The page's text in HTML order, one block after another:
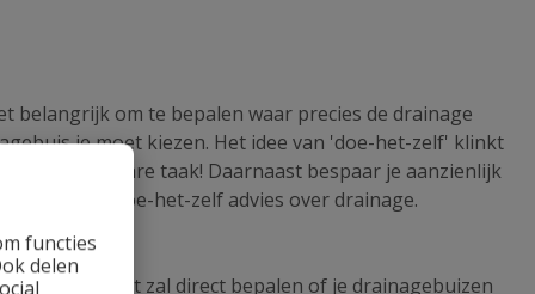
functies
delen
belangrijk om te bepalen waar precies de drainage
je moet kiezen. Het idee van 'doe-het-zelf' klinkt
goed haalbare taak! Daarnaast bespaar je aanzienlijk
praktisch doe-het-zelf advies over drainage.
Dit inzicht zal direct bepalen of je drainagebuizen